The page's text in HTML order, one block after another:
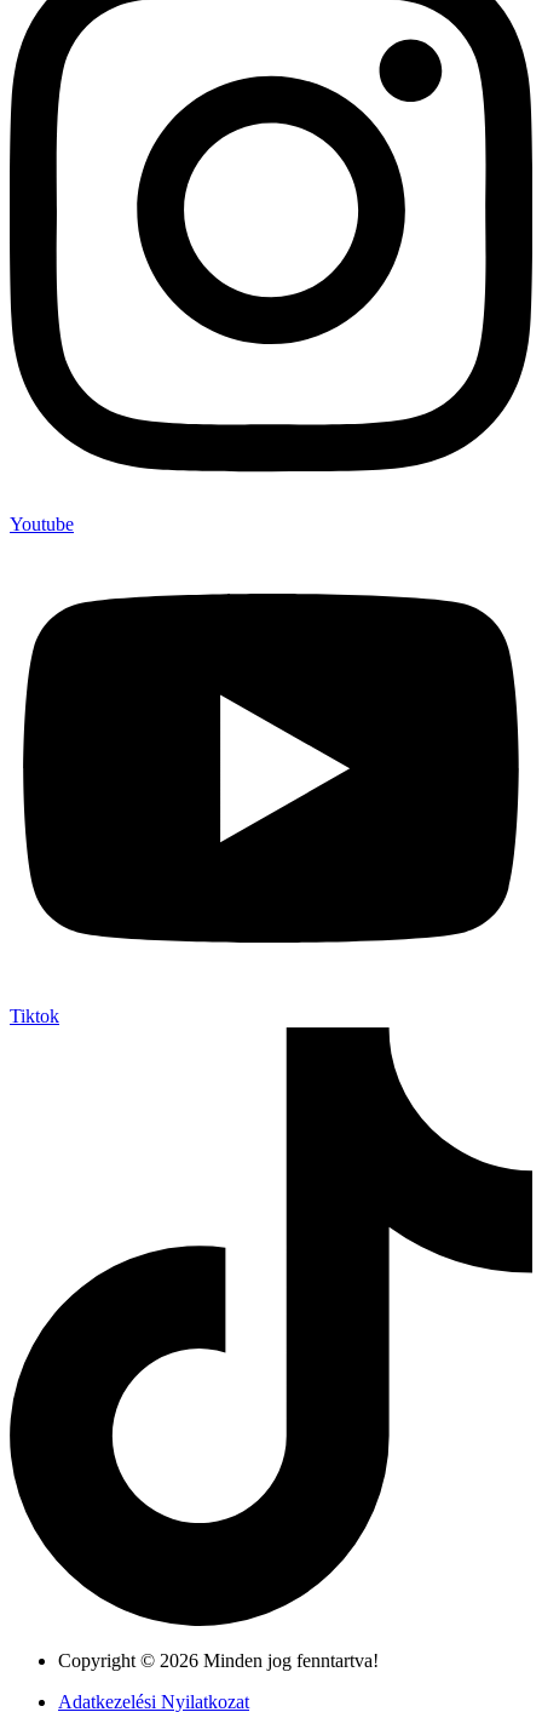
Youtube
Tiktok
Copyright © 2026 Minden jog fenntartva!
Adatkezelési Nyilatkozat